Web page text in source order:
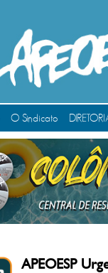
O Sindicato
APEOESP